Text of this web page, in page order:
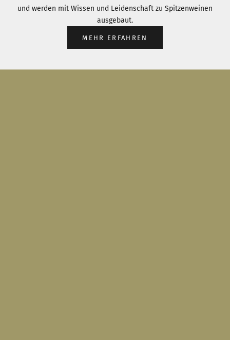
und werden mit Wissen und Leidenschaft zu Spitzenweinen
ausgebaut.
MEHR ERFAHREN